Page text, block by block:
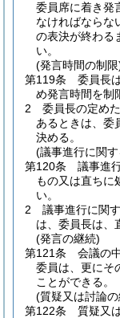
委員席に着き発
なければならな
の表決が終わる
い。
(発言時間の制限
第119条
委員長
め発言時間を制
2
委員長の定め
あるときは、委
決める。
(議事進行に関
第120条
議事進
もの又は直ちに
い。
2
議事進行に関
は、委員長は、
(発言の継続)
第121条
会議の
委員は、更にそ
ことができる。
(質疑又は討論
第122条
質疑又